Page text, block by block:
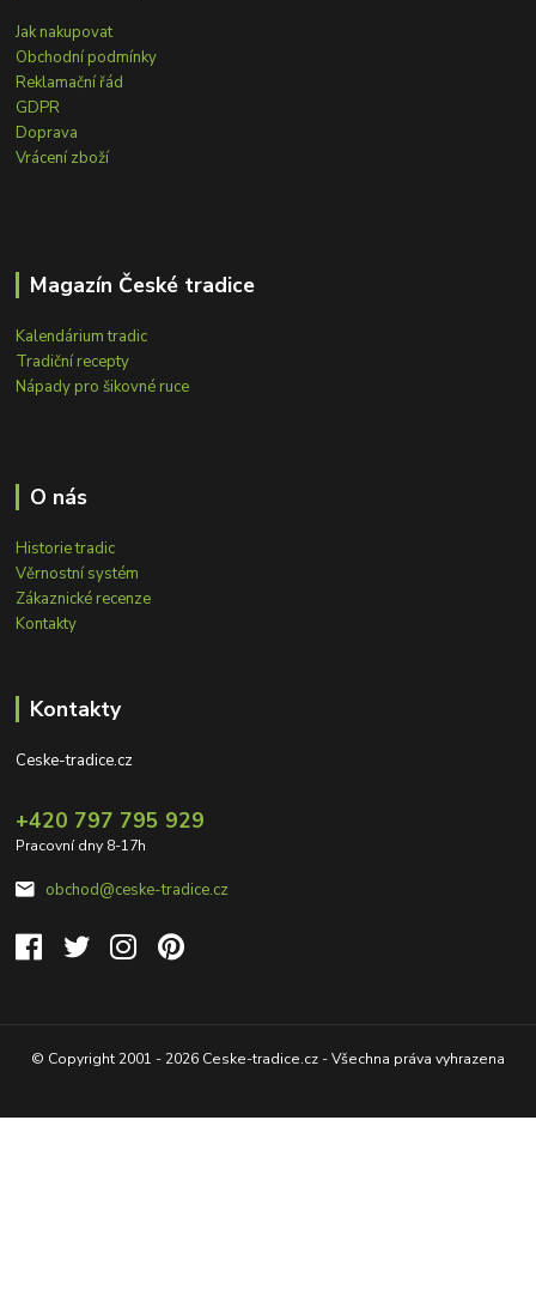
Jak nakupovat
Obchodní podmínky
Reklamační řád
GDPR
Doprava
Vrácení zboží
Magazín České tradice
Kalendárium tradic
Tradiční recepty
Nápady pro šikovné ruce
O nás
Historie tradic
Věrnostní systém
Zákaznické recenze
Kontakty
Kontakty
Ceske-tradice.cz
+420 797 795 929
Pracovní dny 8-17h
obchod@ceske-tradice.cz
© Copyright 2001 - 2026 Ceske-tradice.cz - Všechna práva vyhrazena